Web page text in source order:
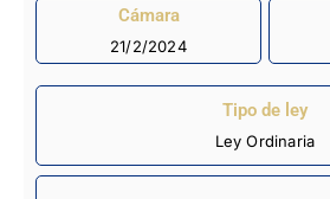
Cámara
21/2/2024
Tipo de ley
Ley Ordinaria